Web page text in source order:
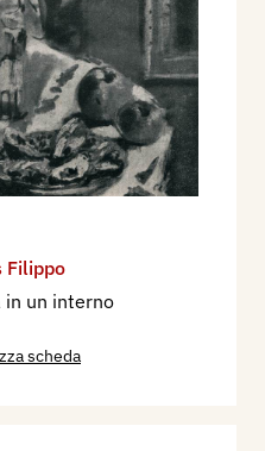
Filippo
un interno
scheda